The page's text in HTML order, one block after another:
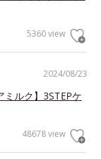
5360 view
2024/08/23
ミルク】3STEPケ
48678 view